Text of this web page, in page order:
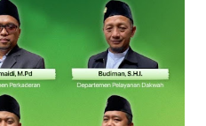
(Kelas 2), Aqila Zahra
(Kelas 4). Pada bidang
, ananda Gavin Arsenia
3), Arfadhia Farhan (Kelas 4),